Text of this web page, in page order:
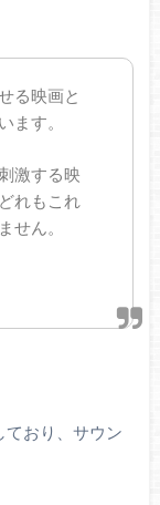
る映画と
ます。
激する映
れもこれ
せん。
ており、サウン